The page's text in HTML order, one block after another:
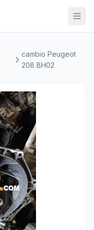
cambio Peugeot
208 BH02